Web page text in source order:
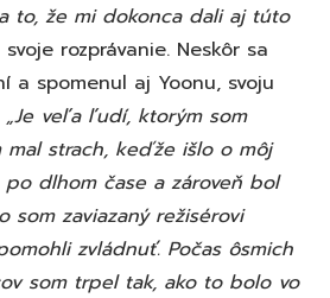
to, že mi dokonca dali aj túto
rozprávanie. Neskôr sa
a spomenul aj Yoonu, svoju
„Je veľa ľudí, ktorým som
mal strach, keďže išlo o môj
dlhom čase a zároveň bol
som zaviazaný režisérovi
zvládnuť. Počas ôsmich
som trpel tak, ako to bolo vo